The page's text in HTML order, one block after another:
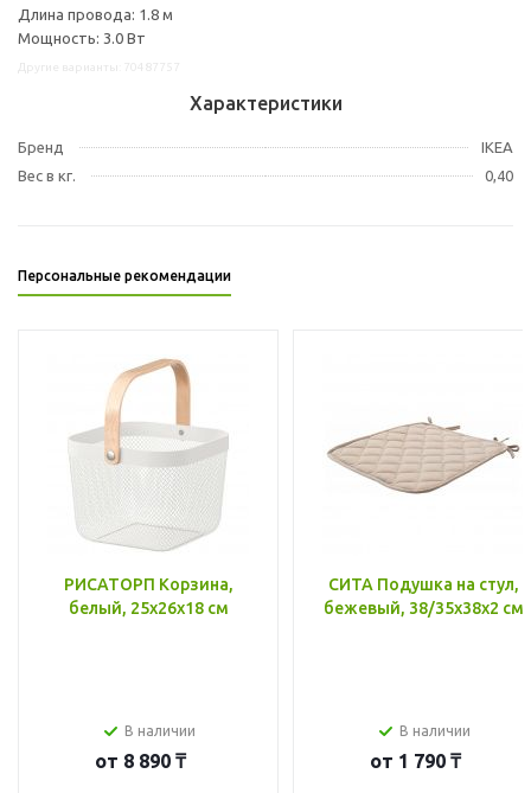
Длина провода: 1.8 м
Мощность: 3.0 Вт
Характеристики
Бренд
IKEA
Вес в кг.
0,40
Персональные рекомендации
РИСАТОРП Корзина,
белый, 25x26x18 см
В наличии
от 8 890 ₸
СИТА Подушка на стул,
бежевый, 38/35x38x2 см
В наличии
от 1 790 ₸